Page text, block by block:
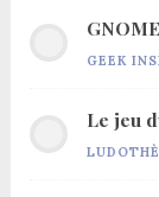
GEEK
Le jeu